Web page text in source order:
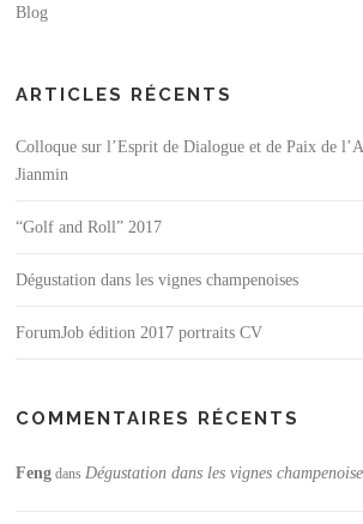
Blog
ARTICLES RÉCENTS
Colloque sur l’Esprit de Dialogue et de Paix de
Jianmin
“Golf and Roll” 2017
Dégustation dans les vignes champenoises
ForumJob édition 2017 portraits CV
COMMENTAIRES RÉCENTS
Feng dansDégustation dans les vignes